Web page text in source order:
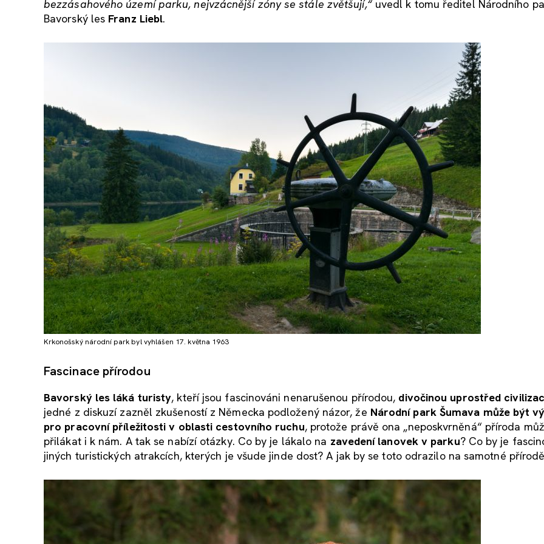
bezzásahového území parku, nejvzácnější zóny se stále zvětšují,“uvedl k tomu ředitel Národního
Bavorský les Franz Liebl.
Krkonošský národní park byl vyhlášen 17. května 1963
Fascinace přírodou
Bavorský les láká turisty, kteří jsou fascinováni nenarušenou přírodou, divočinou uprostřed
jedné z diskuzí zazněl zkušeností z Německa podložený názor, že Národní park Šumava může být
pro pracovní příležitosti v oblasti cestovního ruchu, protože právě ona „neposkvrněná“ příroda
přilákat i k nám. A tak se nabízí otázky. Co by je lákalo na zavedení lanovek v parku? Co by je
jiných turistických atrakcích, kterých je všude jinde dost? A jak by se toto odrazilo na samotné